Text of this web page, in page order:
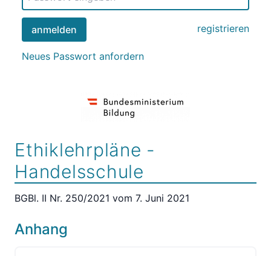
anmelden registrieren
Neues Passwort anfordern
Ethiklehrpläne -
Handelsschule
BGBl. II Nr. 250/2021 vom 7. Juni 2021
Anhang